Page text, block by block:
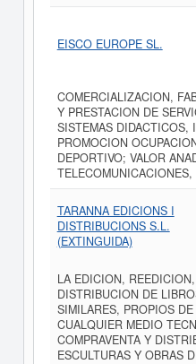
EISCO EUROPE SL.
COMERCIALIZACION,
Y PRESTACION DE
SISTEMAS DIDACTICOS,
PROMOCION
DEPORTIVO; VALOR
TELECOMUNICACIONES,
TARANNA EDICIONS I
DISTRIBUCIONS S.L.
(EXTINGUIDA)
LA EDICION,
DISTRIBUCION DE
SIMILARES, PROPIOS
CUALQUIER MEDIO
COMPRAVENTA Y
ESCULTURAS Y OBRAS